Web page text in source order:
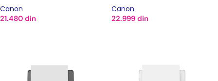
Canon
21.480 din
Canon
22.999 din